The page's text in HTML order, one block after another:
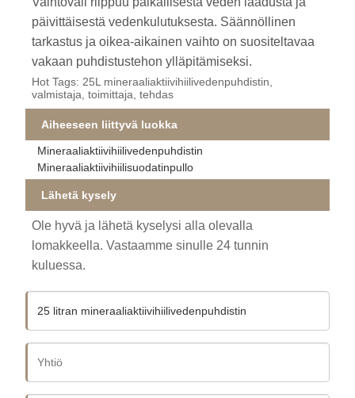
päivittäisestä vedenkulutuksesta. Säännöllinen
tarkastus ja oikea-aikainen vaihto on suositeltavaa
vakaan puhdistustehon ylläpitämiseksi.
Hot Tags: 25L mineraaliaktiivihiilivedenpuhdistin,
valmistaja, toimittaja, tehdas
Aiheeseen liittyvä luokka
Mineraaliaktiivihiilivedenpuhdistin
Mineraaliaktiivihiilisuodatinpullo
Lähetä kysely
Ole hyvä ja lähetä kyselysi alla olevalla
lomakkeella. Vastaamme sinulle 24 tunnin
kuluessa.